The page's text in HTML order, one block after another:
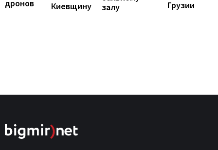
дронов
Киевщину
залу
Грузии